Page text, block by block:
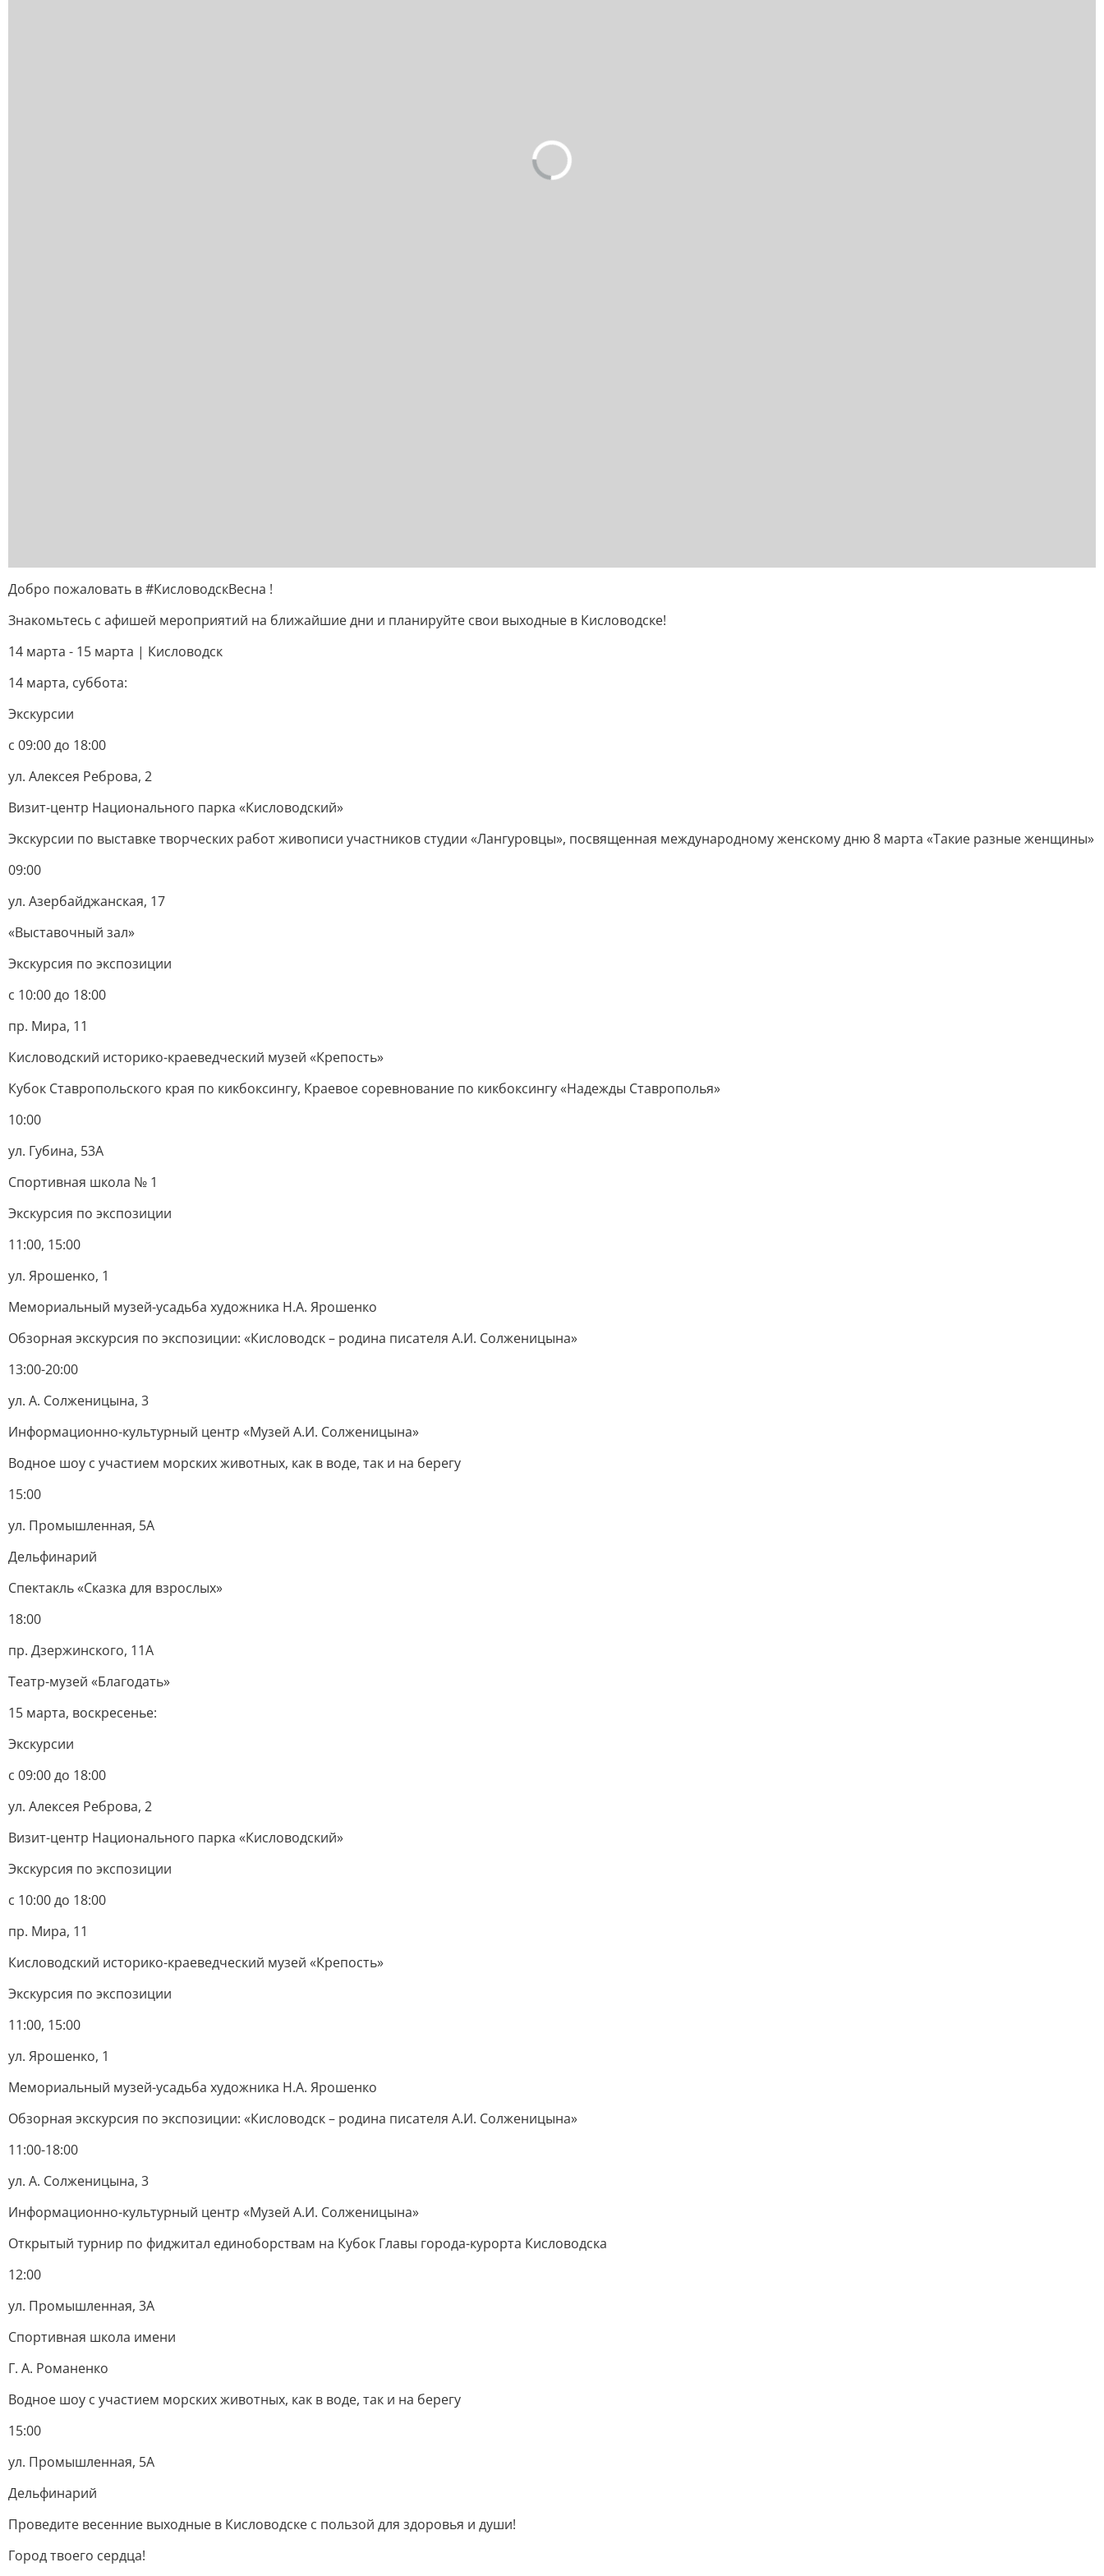
Добро пожаловать в #КисловодскВесна !
Знакомьтесь с афишей мероприятий на ближайшие дни и планируйте свои выходные в Кисловодске!
14 марта - 15 марта | Кисловодск
14 марта, суббота:
Экскурсии
с 09:00 до 18:00
ул. Алексея Реброва, 2
Визит-центр Национального парка «Кисловодский»
Экскурсии по выставке творческих работ живописи участников студии «Лангуровцы», посвященная международному женскому дню 8 марта «Такие разные женщины»
09:00
ул. Азербайджанская, 17
«Выставочный зал»
Экскурсия по экспозиции
с 10:00 до 18:00
пр. Мира, 11
Кисловодский историко-краеведческий музей «Крепость»
Кубок Ставропольского края по кикбоксингу, Краевое соревнование по кикбоксингу «Надежды Ставрополья»
10:00
ул. Губина, 53А
Спортивная школа № 1
Экскурсия по экспозиции
11:00, 15:00
ул. Ярошенко, 1
Мемориальный музей-усадьба художника Н.А. Ярошенко
Обзорная экскурсия по экспозиции: «Кисловодск – родина писателя А.И. Солженицына»
13:00-20:00
ул. А. Солженицына, 3
Информационно-культурный центр «Музей А.И. Солженицына»
Водное шоу с участием морских животных, как в воде, так и на берегу
15:00
ул. Промышленная, 5А
Дельфинарий
Спектакль «Сказка для взрослых»
18:00
пр. Дзержинского, 11А
Театр-музей «Благодать»
15 марта, воскресенье:
Экскурсии
с 09:00 до 18:00
ул. Алексея Реброва, 2
Визит-центр Национального парка «Кисловодский»
Экскурсия по экспозиции
с 10:00 до 18:00
пр. Мира, 11
Кисловодский историко-краеведческий музей «Крепость»
Экскурсия по экспозиции
11:00, 15:00
ул. Ярошенко, 1
Мемориальный музей-усадьба художника Н.А. Ярошенко
Обзорная экскурсия по экспозиции: «Кисловодск – родина писателя А.И. Солженицына»
11:00-18:00
ул. А. Солженицына, 3
Информационно-культурный центр «Музей А.И. Солженицына»
Открытый турнир по фиджитал единоборствам на Кубок Главы города-курорта Кисловодска
12:00
ул. Промышленная, 3А
Спортивная школа имени
Г. А. Романенко
Водное шоу с участием морских животных, как в воде, так и на берегу
15:00
ул. Промышленная, 5А
Дельфинарий
Проведите весенние выходные в Кисловодске с пользой для здоровья и души!
Город твоего сердца!